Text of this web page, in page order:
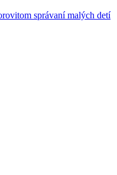
správaní malých detí